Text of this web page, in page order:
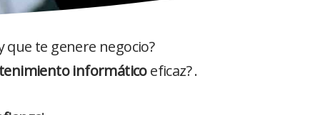
que te genere negocio?
informáticoeficaz? .